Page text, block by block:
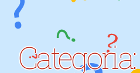
Categoria: